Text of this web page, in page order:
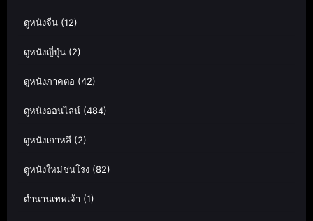
ดูหนังจีน (12)
ดูหนังญี่ปุ่น (2)
ดูหนังภาคต่อ (42)
ดูหนังออนไลน์ (484)
ดูหนังเกาหลี (2)
ดูหนังใหม่ชนโรง (82)
ตำนานเทพเจ้า (1)